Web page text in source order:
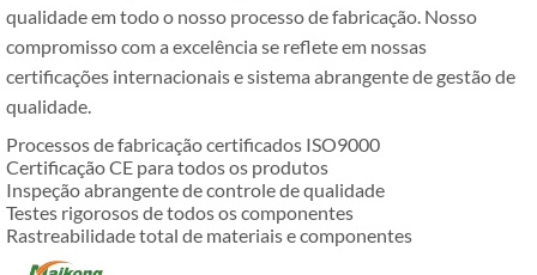
qualidade em todo o nosso processo de fabricação. Nosso
compromisso com a excelência se reflete em nossas
certificações internacionais e sistema abrangente de gestão de
qualidade.
Processos de fabricação certificados ISO9000
Certificação CE para todos os produtos
Inspeção abrangente de controle de qualidade
Testes rigorosos de todos os componentes
Rastreabilidade total de materiais e componentes